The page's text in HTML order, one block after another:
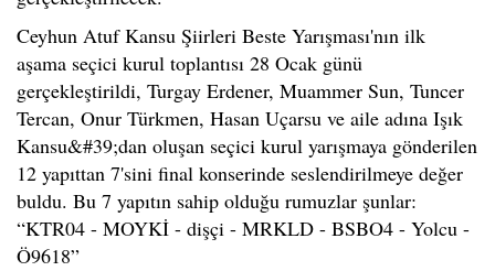
Ceyhun Atuf Kansu Şiirleri Beste Yarışması'nın ilk
aşama seçici kurul toplantısı 28 Ocak günü
gerçekleştirildi, Turgay Erdener, Muammer Sun, Tuncer
Tercan, Onur Türkmen, Hasan Uçarsu ve aile adına Işık
Kansu&#39;dan oluşan seçici kurul yarışmaya gönderilen
12 yapıttan 7'sini final konserinde seslendirilmeye değer
buldu. Bu 7 yapıtın sahip olduğu rumuzlar şunlar:
“KTR04 - MOYKİ - dişçi - MRKLD - BSBO4 - Yolcu -
Ö9618”